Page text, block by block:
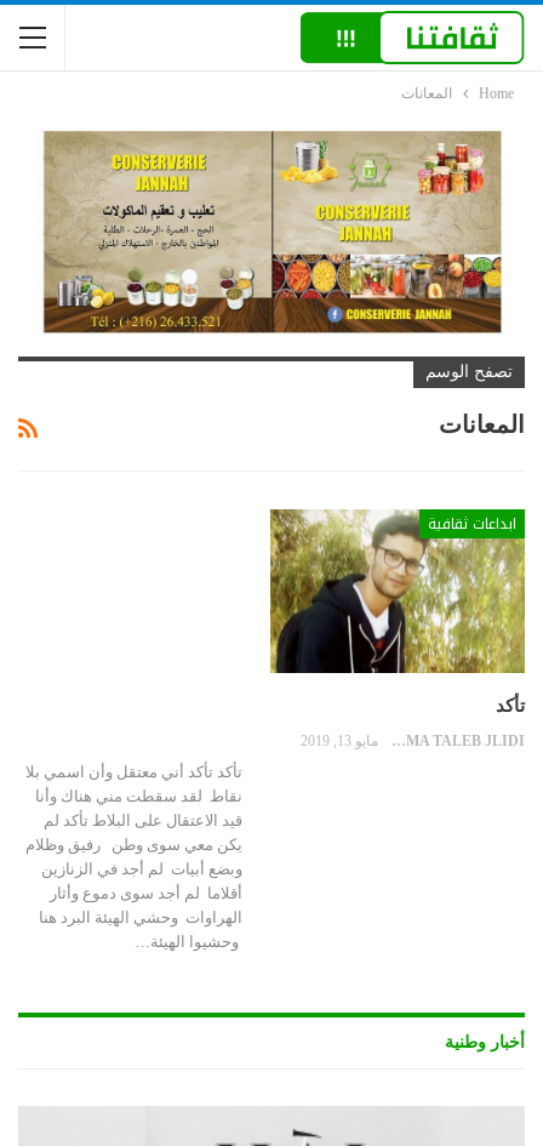
Home المعانات
تصفح الوسم
المعانات
ابداعات ثقافية
تأكد
OUSSAMA TALEB JLIDI مايو 13, 2019
تأكد تأكد أني معتقل وأن اسمي بلا
نقاط لقد سقطت مني هناك وأنا
قيد الاعتقال على البلاط تأكد لم
يكن معي سوى وطن رفيق وظلام
وبضع أبيات لم أجد في الزنازين
أقلاما لم أجد سوى دموع وأثار
الهراوات وحشي الهيئة البرد هنا
وحشيوا الهيئة…
أخبار وطنية